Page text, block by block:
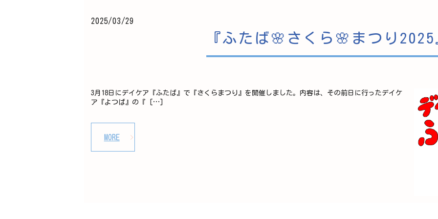
2025/03/29
『ふたば🌸さくら🌸まつり
3月18日にデイケア『ふたば』で『さくらまつり』を開催しました。内容は、その前日に行ったデイケ
ア『よつば』の『 […]
MORE